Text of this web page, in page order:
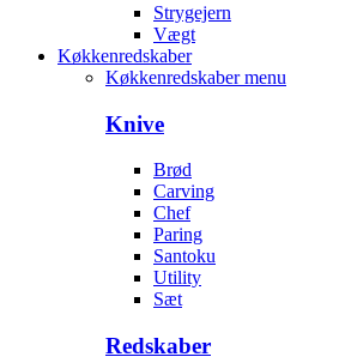
Strygejern
Vægt
Køkkenredskaber
Køkkenredskaber menu
Knive
Brød
Carving
Chef
Paring
Santoku
Utility
Sæt
Redskaber